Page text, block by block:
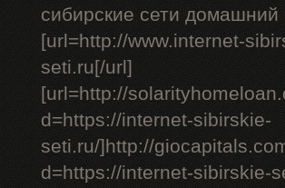
сибирские сети
[url=http://www.internet-
seti.ru[/url]
[url=http://
d=https://internet-sibirskie-
seti.ru/]http://
d=https://internet-sibirskie-